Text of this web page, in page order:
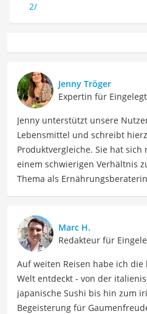
2/
Jenny Tröger
Expertin für
Jenny unterstützt unsere
Lebensmittel und schreibt
Produktvergleiche. Sie hat sich
einem schwierigen Verhältnis
Thema als Ernährungsberaterin
genießt. Jenny ist schon allein
findet sie Ausgleich bei Yoga
Lehrerin, und interessiert sich
Schamanismus.
Der Fischsuppe-Vergleich ist
empfehlenswert für
Marc H.
Redakteur für
Auf weiten Reisen habe ich
Welt entdeckt - von der
japanische Sushi bis hin zum
Begeisterung für